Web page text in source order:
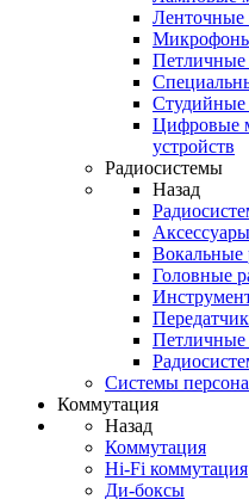
Цифровые
устройств
Радиосистемы
Назад
Вокальные
Головные
Петличные
Системы
Коммутация
Назад
Коммутация
Hi-Fi коммутация
Ди-боксы